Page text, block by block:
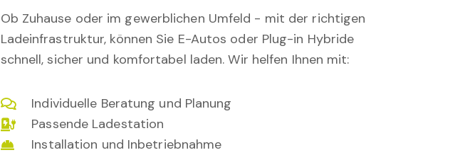
Ob Zuhause oder im gewerblichen Umfeld - mit der richtigen
Ladeinfrastruktur, können Sie E-Autos oder Plug-in Hybride
schnell, sicher und komfortabel laden. Wir helfen Ihnen mit:
Individuelle Beratung und Planung
Passende Ladestation
Installation und Inbetriebnahme